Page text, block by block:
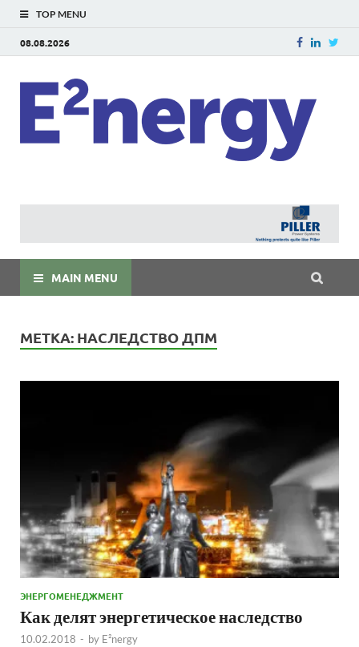
TOP MENU
08.08.2026
MAIN MENU
МЕТКА: НАСЛЕДСТВО ДПМ
ЭНЕРГОМЕНЕДЖМЕНТ
Как делят энергетическое наследство
10.02.2018 - by E²nergy